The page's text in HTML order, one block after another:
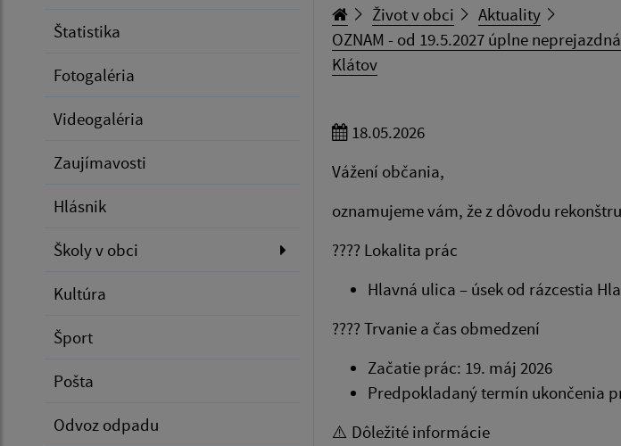
Štatistika
Fotogaléria
Videogaléria
Zaujímavosti
Hlásnik
Školy v obci
Kultúra
Šport
Pošta
Odvoz odpadu
Život v obci
Aktuality
OZNAM - od 19.5.2027 úplne
Klátov
18.05.2026
Vážení občania,
oznamujeme vám, že z dôvodu
???? Lokalita prác
Hlavná ulica – úsek od rázcestia
????️ Trvanie a čas obmedzení
Začatie prác: 19. máj 2026
Predpokladaný termín ukončenia
⚠️ Dôležité informácie